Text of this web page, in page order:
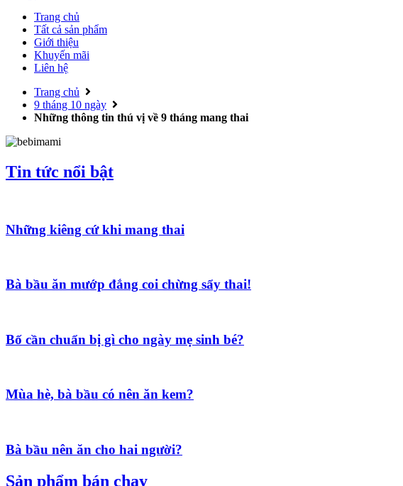
Trang chủ
Tất cả sản phẩm
Giới thiệu
Khuyến mãi
Liên hệ
Trang chủ
9 tháng 10 ngày
Những thông tin thú vị về 9 tháng mang thai
Tin tức nổi bật
Những kiêng cứ khi mang thai
Bà bầu ăn mướp đắng coi chừng sẩy thai!
Bố cần chuẩn bị gì cho ngày mẹ sinh bé?
Mùa hè, bà bầu có nên ăn kem?
Bà bầu nên ăn cho hai người?
Sản phẩm bán chạy